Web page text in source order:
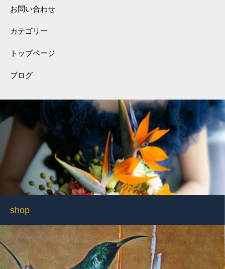
お問い合わせ
カテゴリー
トップページ
ブログ
shop